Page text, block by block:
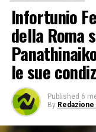
Infortunio
della Roma
le sue
Published 6
By